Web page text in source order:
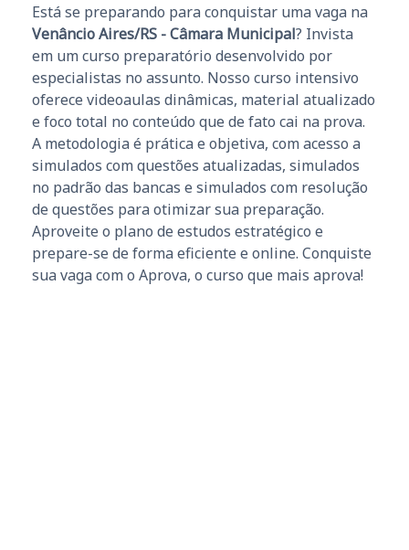
Está se preparando para conquistar uma vaga na
Venâncio Aires/RS - Câmara Municipal? Invista
em um curso preparatório desenvolvido por
especialistas no assunto. Nosso curso intensivo
oferece videoaulas dinâmicas, material atualizado
e foco total no conteúdo que de fato cai na prova.
A metodologia é prática e objetiva, com acesso a
simulados com questões atualizadas, simulados
no padrão das bancas e simulados com resolução
de questões para otimizar sua preparação.
Aproveite o plano de estudos estratégico e
prepare-se de forma eficiente e online. Conquiste
sua vaga com o Aprova, o curso que mais aprova!